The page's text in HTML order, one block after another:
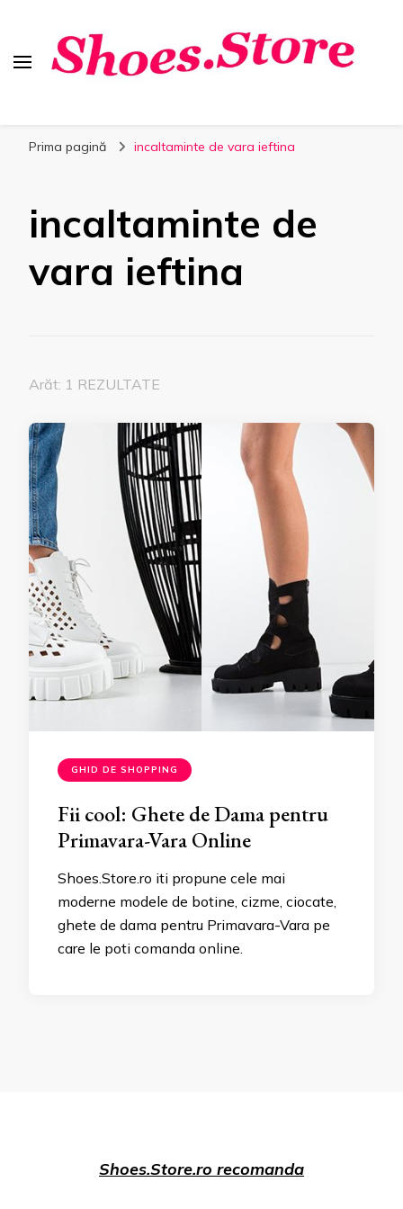
Shoes.Store.ro
Prima pagină incaltaminte de vara ieftina
incaltaminte de
vara ieftina
Arăt: 1 REZULTATE
GHID DE SHOPPING
Fii cool: Ghete de Dama pentru
Primavara-Vara Online
Shoes.Store.ro iti propune cele mai
moderne modele de botine, cizme, ciocate,
ghete de dama pentru Primavara-Vara pe
care le poti comanda online.
Shoes.Store.ro recomanda